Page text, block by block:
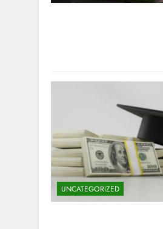
UNCATEGORIZED